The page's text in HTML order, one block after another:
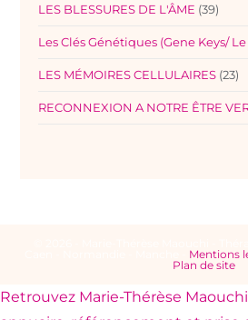
LES BLESSURES DE L'ÂME (39)
Les Clés Génétiques (Gene Keys/
LES MÉMOIRES CELLULAIRES (23)
RECONNEXION A NOTRE ÊTRE
Mentions
Plan de site
Retrouvez Marie-Thérèse